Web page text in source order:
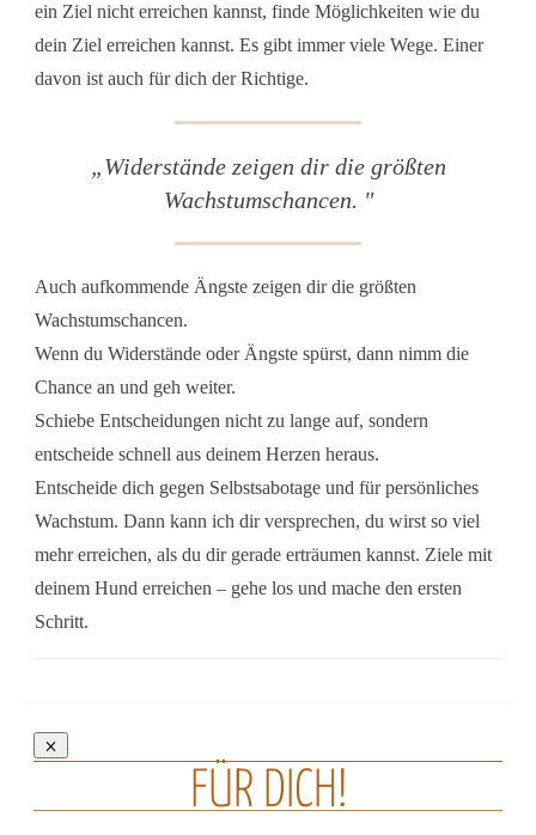
ein Ziel nicht erreichen kannst, finde Möglichkeiten wie du
dein Ziel erreichen kannst. Es gibt immer viele Wege. Einer
davon ist auch für dich der Richtige.
„Widerstände zeigen dir die größten
Wachstumschancen. "
Auch aufkommende Ängste zeigen dir die größten
Wachstumschancen.
Wenn du Widerstände oder Ängste spürst, dann nimm die
Chance an und geh weiter.
Schiebe Entscheidungen nicht zu lange auf, sondern
entscheide schnell aus deinem Herzen heraus.
Entscheide dich gegen Selbstsabotage und für persönliches
Wachstum. Dann kann ich dir versprechen, du wirst so viel
mehr erreichen, als du dir gerade erträumen kannst. Ziele mit
deinem Hund erreichen – gehe los und mache den ersten
Schritt.
FÜR DICH!